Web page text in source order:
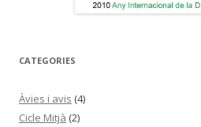
CATEGORIES
Àvies i avis (4)
Cicle Mitjà (2)